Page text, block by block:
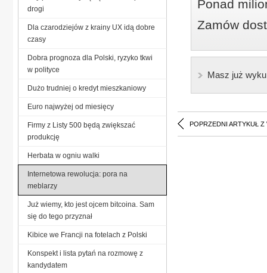
Ponad
Zamów
Masz już
POPRZEDNI ARTYKUŁ Z
drogi
Dla czarodziejów z krainy UX idą dobre
czasy
Dobra prognoza dla Polski, ryzyko tkwi
w polityce
Dużo trudniej o kredyt mieszkaniowy
Euro najwyżej od miesięcy
Firmy z Listy 500 będą zwiększać
produkcję
Herbata w ogniu walki
Internetowa rewolucja: pora na
meblarzy
Już wiemy, kto jest ojcem bitcoina. Sam
się do tego przyznał
Kibice we Francji na fotelach z Polski
Konspekt i lista pytań na rozmowę z
kandydatem